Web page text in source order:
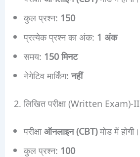
कुल प्रश्न: 150
प्रत्येक प्रश्न का अंक: 1 अंक
समय: 150 मिनट
नेगेटिव मार्किंग:नहीं
2. लिखित परीक्षा (Written Exam)-II
परीक्षाऑनलाइन (CBT)मोड में होगी।
कुल प्रश्न: 100